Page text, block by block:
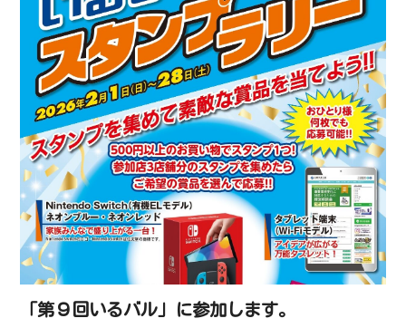
「第９回いるバル」に参加します。